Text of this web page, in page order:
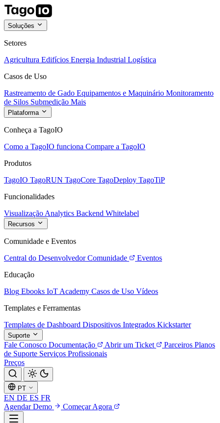
Soluções
Setores
Agricultura Edifícios Energia Industrial Logística
Casos de Uso
Rastreamento de Gado Equipamentos e Maquinário Monitoramento
de Silos Submedição Mais
Plataforma
Conheça a TagoIO
Como a TagoIO funciona Compare a TagoIO
Produtos
TagoIO TagoRUN TagoCore TagoDeploy TagoTiP
Funcionalidades
Visualização Analytics Backend Whitelabel
Recursos
Comunidade e Eventos
Central do Desenvolvedor Comunidade
Eventos
Educação
Blog Ebooks IoT Academy Casos de Uso Vídeos
Templates e Ferramentas
Templates de Dashboard Dispositivos Integrados Kickstarter
Suporte
Fale Conosco Documentação Abrir um Ticket Parceiros Planos
de Suporte Serviços Profissionais
Preços
PT
EN DE ES FR
Agendar Demo
Começar Agora